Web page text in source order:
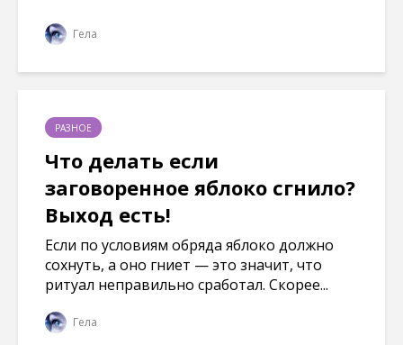
Гела
РАЗНОЕ
Что делать если
заговоренное яблоко сгнило?
Выход есть!
Если по условиям обряда яблоко должно
сохнуть, а оно гниет — это значит, что
ритуал неправильно сработал. Скорее...
Гела